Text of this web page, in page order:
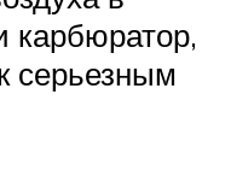
карбюратор,
серьезным